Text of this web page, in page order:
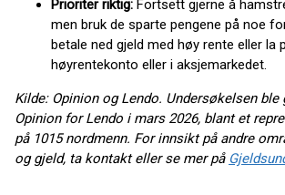
Prioriter riktig: Fortsett gjerne å
men bruk de sparte pengene på noe
betale ned gjeld med høy rente eller la
høyrentekonto eller i aksjemarkedet.
Kilde: Opinion og Lendo. Undersøkelsen ble
Opinion for Lendo i mars 2026, blant et
på 1015 nordmenn. For innsikt på andre
og gjeld, ta kontakt eller se mer på